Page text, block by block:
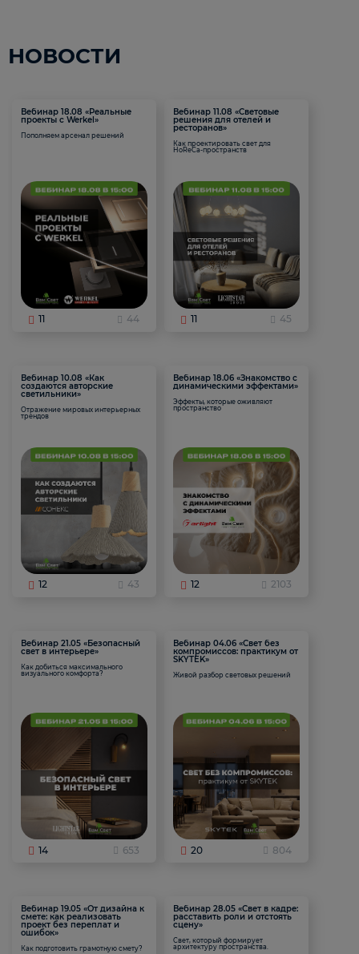
НОВОСТИ
Вебинар 18.08 «Реальные
проекты с Werkel»
Пополняем арсенал решений
11 44
Вебинар 11.08 «Световые
решения для отелей и
ресторанов»
Как проектировать свет для
HoReCa-пространств
11 45
Вебинар 10.08 «Как
создаются авторские
светильники»
Отражение мировых интерьерных
трендов
12 43
Вебинар 18.06 «Знакомство с
динамическими эффектами»
Эффекты, которые оживляют
пространство
12 2103
Вебинар 21.05 «Безопасный
свет в интерьере»
Как добиться максимального
визуального комфорта?
14 653
Вебинар 04.06 «Свет без
компромиссов: практикум от
SKYTEK»
Живой разбор световых решений
20 804
Вебинар 19.05 «От дизайна к
смете: как реализовать
проект без переплат и
ошибок»
Как подготовить грамотную смету?
Вебинар 28.05 «Свет в кадре:
расставить роли и отстоять
сцену»
Свет, который формирует
архитектуру пространства.